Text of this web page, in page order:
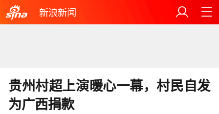
新浪新闻
贵州村超上演暖心一幕，村民自发
为广西捐款